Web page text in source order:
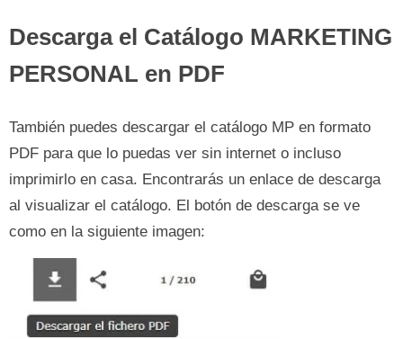
Descarga el Catálogo MARKETING
PERSONAL en PDF
También puedes descargar el catálogo MP en formato
PDF para que lo puedas ver sin internet o incluso
imprimirlo en casa. Encontrarás un enlace de descarga
al visualizar el catálogo. El botón de descarga se ve
como en la siguiente imagen: